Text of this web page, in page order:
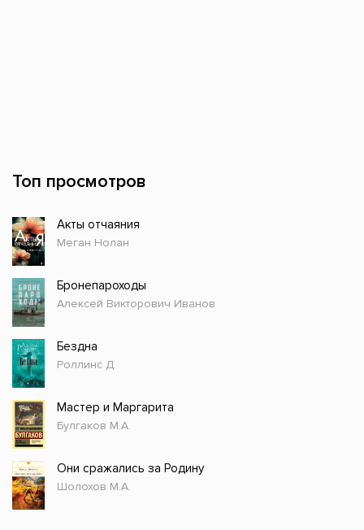
Топ просмотров
Акты отчаяния
Меган Нолан
Бронепароходы
Алексей Викторович Иванов
Бездна
Роллинс Д.
Мастер и Маргарита
Булгаков М.А.
Они сражались за Родину
Шолохов М.А.